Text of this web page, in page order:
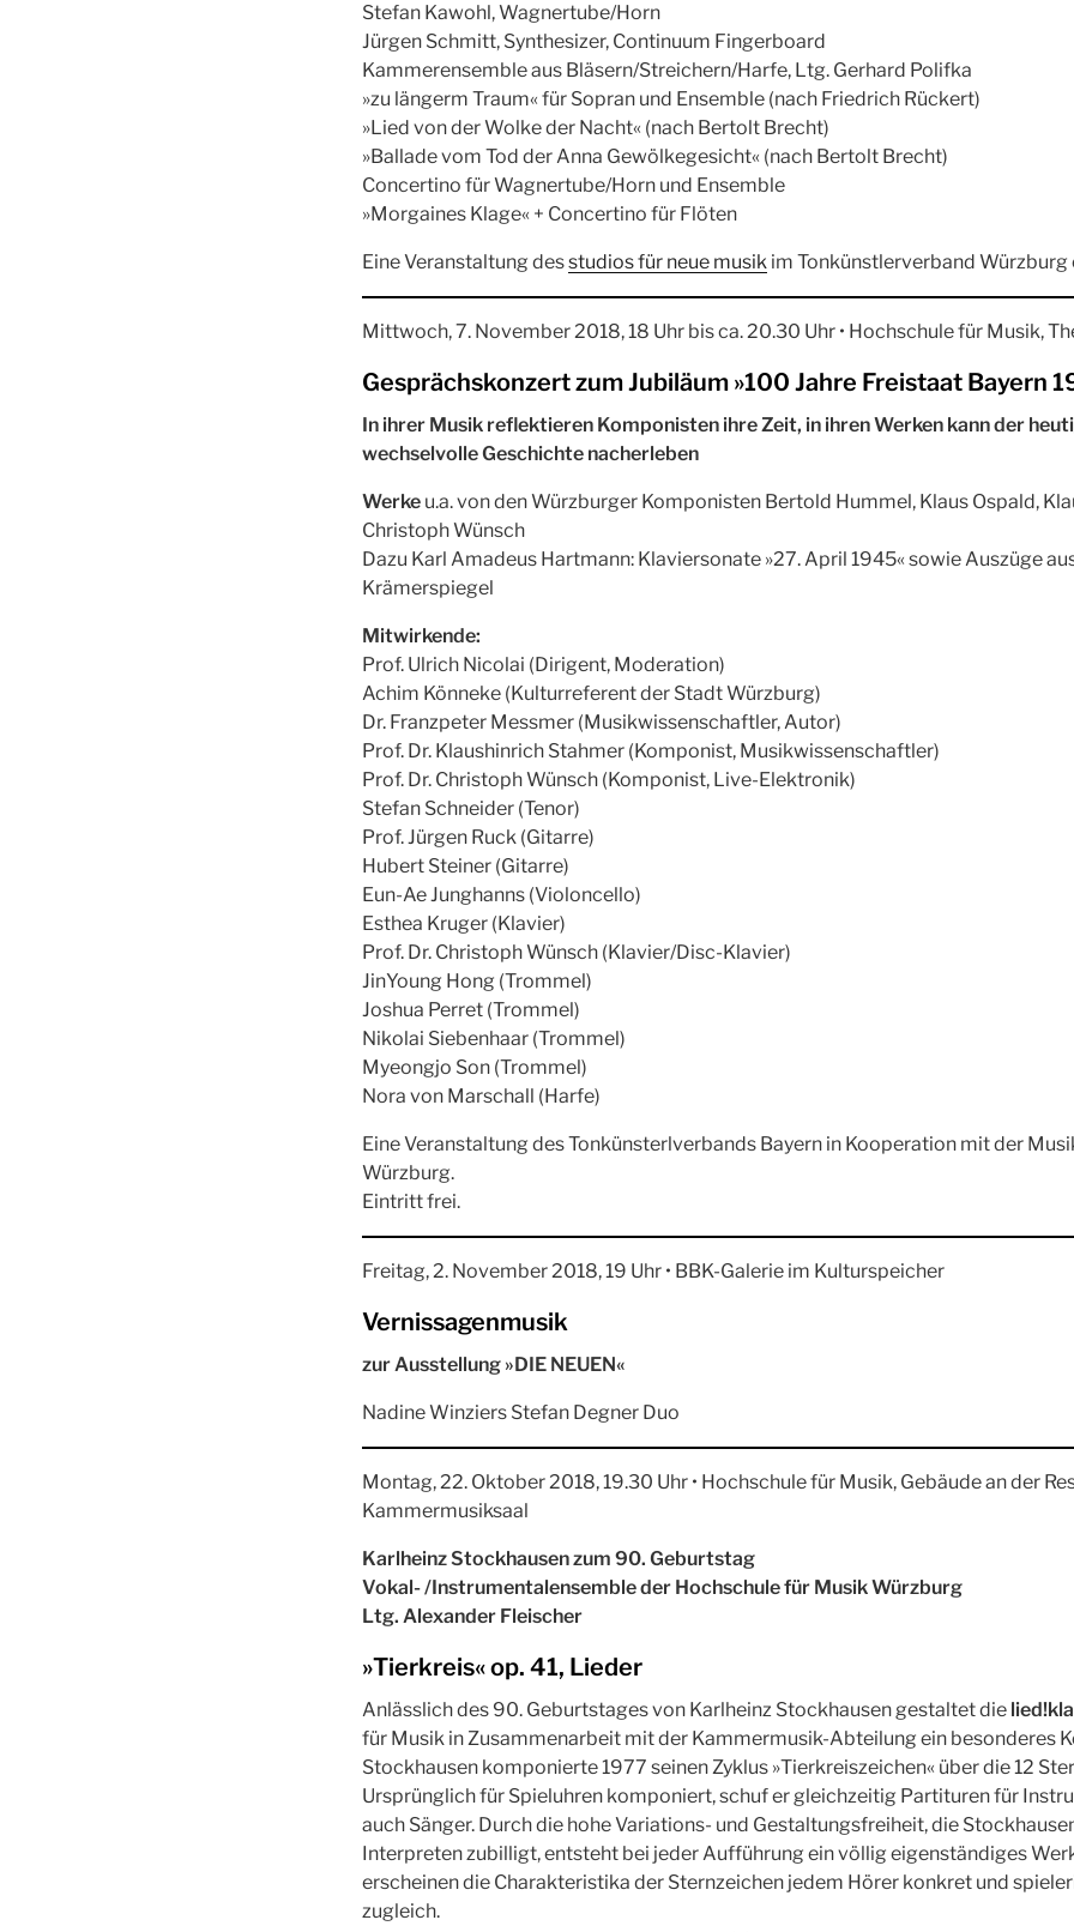
Stefan Kawohl, Wagnertube/Horn
Jürgen Schmitt, Synthesizer, Continuum Fingerboard
Kammerensemble aus Bläsern/Streichern/Harfe, Ltg. Gerhard Polifka
»zu längerm Traum« für Sopran und Ensemble (nach Friedrich Rückert)
»Lied von der Wolke der Nacht« (nach Bertolt Brecht)
»Ballade vom Tod der Anna Gewölkegesicht« (nach Bertolt Brecht)
Concertino für Wagnertube/Horn und Ensemble
»Morgaines Klage« + Concertino für Flöten
Eine Veranstaltung desstudios für neue musik im Tonkünstlerverband Würzburg
Mittwoch, 7. November 2018, 18 Uhr bis ca. 20.30 Uhr • Hochschule für Musik,
Gesprächskonzert zum Jubiläum »100 Jahre Freistaat Bayern
In ihrer Musik reflektieren Komponisten ihre Zeit, in ihren Werken kann der
wechselvolle Geschichte nacherleben
Werke u.a. von den Würzburger Komponisten Bertold Hummel, Klaus Ospald,
Christoph Wünsch
Dazu Karl Amadeus Hartmann: Klaviersonate »27. April 1945« sowie Auszüge
Krämerspiegel
Mitwirkende:
Prof. Ulrich Nicolai (Dirigent, Moderation)
Achim Könneke (Kulturreferent der Stadt Würzburg)
Dr. Franzpeter Messmer (Musikwissenschaftler, Autor)
Prof. Dr. Klaushinrich Stahmer (Komponist, Musikwissenschaftler)
Prof. Dr. Christoph Wünsch (Komponist, Live-Elektronik)
Stefan Schneider (Tenor)
Prof. Jürgen Ruck (Gitarre)
Hubert Steiner (Gitarre)
Eun-Ae Junghanns (Violoncello)
Esthea Kruger (Klavier)
Prof. Dr. Christoph Wünsch (Klavier/Disc-Klavier)
JinYoung Hong (Trommel)
Joshua Perret (Trommel)
Nikolai Siebenhaar (Trommel)
Myeongjo Son (Trommel)
Nora von Marschall (Harfe)
Eine Veranstaltung des Tonkünsterlverbands Bayern in Kooperation mit der
Würzburg.
Eintritt frei.
Freitag, 2. November 2018, 19 Uhr • BBK-Galerie im Kulturspeicher
Vernissagenmusik
zur Ausstellung »DIE NEUEN«
Nadine Winziers Stefan Degner Duo
Montag, 22. Oktober 2018, 19.30 Uhr • Hochschule für Musik, Gebäude an der
Kammermusiksaal
Karlheinz Stockhausen zum 90. Geburtstag
Vokal- /Instrumentalensemble der Hochschule für Musik Würzburg
Ltg. Alexander Fleischer
»Tierkreis« op. 41, Lieder
Anlässlich des 90. Geburtstages von Karlheinz Stockhausen gestaltet die
für Musik in Zusammenarbeit mit der Kammermusik-Abteilung ein besonderes
Stockhausen komponierte 1977 seinen Zyklus »Tierkreiszeichen« über die 12
Ursprünglich für Spieluhren komponiert, schuf er gleichzeitig Partituren für
auch Sänger. Durch die hohe Variations- und Gestaltungsfreiheit, die
Interpreten zubilligt, entsteht bei jeder Aufführung ein völlig eigenständiges
erscheinen die Charakteristika der Sternzeichen jedem Hörer konkret und
zugleich.